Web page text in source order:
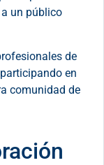
un público
de
en
comunidad de